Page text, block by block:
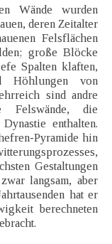
Wände wurden
deren Zeitalter
Felsflächen
große Blöcke
Spalten klaften,
Höhlungen von
sind andre
Felswände, die
enthalten.
Pyramide hin
Gestaltungen
langsam, aber
hat er
berechneten